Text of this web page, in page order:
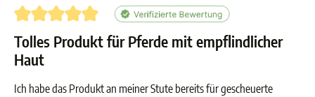
Bewertung mit 5 von 5 Sternen
Tolles Produkt für Pferde mit empflindlicher
Haut
Ich habe das Produkt an meiner Stute bereits für gescheuerte